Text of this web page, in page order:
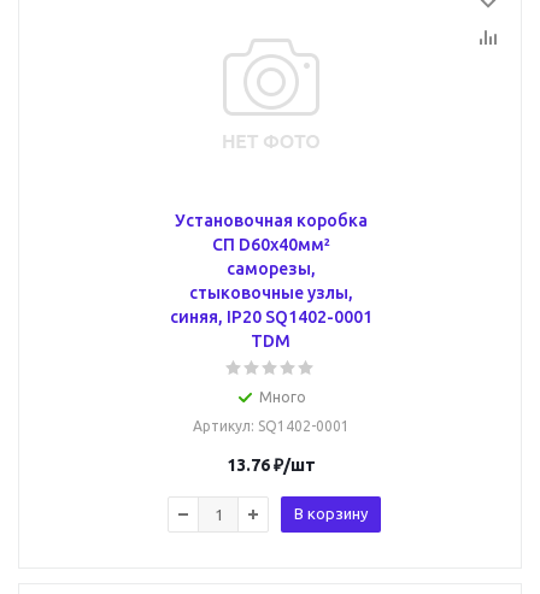
Установочная коробка
СП D60х40мм²
саморезы,
стыковочные узлы,
синяя, IP20 SQ1402-0001
TDM
Много
Артикул: SQ1402-0001
13.76₽/шт
В корзину